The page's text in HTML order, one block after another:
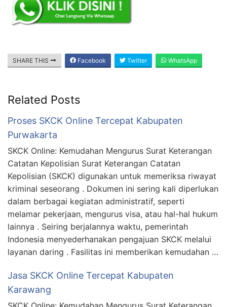
SHARE THIS Facebook Twitter WhatsApp
Related Posts
Proses SKCK Online Tercepat Kabupaten
Purwakarta
SKCK Online: Kemudahan Mengurus Surat Keterangan
Catatan Kepolisian Surat Keterangan Catatan
Kepolisian (SKCK) digunakan untuk memeriksa riwayat
kriminal seseorang . Dokumen ini sering kali diperlukan
dalam berbagai kegiatan administratif, seperti
melamar pekerjaan, mengurus visa, atau hal-hal hukum
lainnya . Seiring berjalannya waktu, pemerintah
Indonesia menyederhanakan pengajuan SKCK melalui
layanan daring . Fasilitas ini memberikan kemudahan …
Jasa SKCK Online Tercepat Kabupaten
Karawang